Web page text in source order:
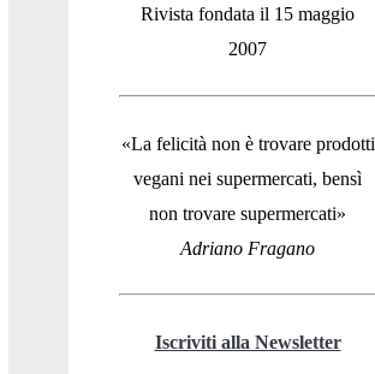
Rivista fondata il 15 maggio
2007
«La felicità non è trovare prodotti
vegani nei supermercati, bensì
non trovare supermercati»
Adriano Fragano
Iscriviti alla Newsletter